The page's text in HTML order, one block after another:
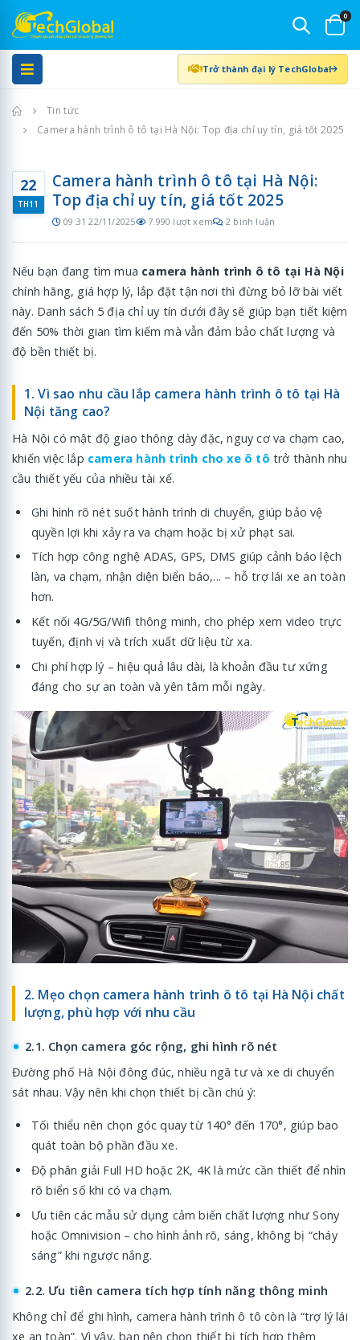
0
Trở thành đại lý TechGlobal
Trang chủ
Tin tức
Camera hành trình ô tô tại Hà Nội: Top địa chỉ uy tín, giá tốt 2025
22
TH11
Camera hành trình ô tô tại Hà Nội:
Top địa chỉ uy tín, giá tốt 2025
09:31 22/11/2025 7.990 lượt xem 2 bình luận
Nếu bạn đang tìm mua camera hành trình ô tô tại Hà Nội
chính hãng, giá hợp lý, lắp đặt tận nơi thì đừng bỏ lỡ bài viết
này. Danh sách 5 địa chỉ uy tín dưới đây sẽ giúp bạn tiết kiệm
đến 50% thời gian tìm kiếm mà vẫn đảm bảo chất lượng và
độ bền thiết bị.
1. Vì sao nhu cầu lắp camera hành trình ô tô tại Hà
Nội tăng cao?
Hà Nội có mật độ giao thông dày đặc, nguy cơ va chạm cao,
khiến việc lắp camera hành trình cho xe ô tô trở thành nhu
cầu thiết yếu của nhiều tài xế.
Ghi hình rõ nét suốt hành trình di chuyển, giúp bảo vệ
quyền lợi khi xảy ra va chạm hoặc bị xử phạt sai.
Tích hợp công nghệ ADAS, GPS, DMS giúp cảnh báo lệch
làn, va chạm, nhận diện biển báo,... – hỗ trợ lái xe an toàn
hơn.
Kết nối 4G/5G/Wifi thông minh, cho phép xem video trực
tuyến, định vị và trích xuất dữ liệu từ xa.
Chi phí hợp lý – hiệu quả lâu dài, là khoản đầu tư xứng
đáng cho sự an toàn và yên tâm mỗi ngày.
2. Mẹo chọn camera hành trình ô tô tại Hà Nội chất
lượng, phù hợp với nhu cầu
2.1. Chọn camera góc rộng, ghi hình rõ nét
Đường phố Hà Nội đông đúc, nhiều ngã tư và xe di chuyển
sát nhau. Vậy nên khi chọn thiết bị cần chú ý:
Tối thiểu nên chọn góc quay từ 140° đến 170°, giúp bao
quát toàn bộ phần đầu xe.
Độ phân giải Full HD hoặc 2K, 4K là mức cần thiết để nhìn
rõ biển số khi có va chạm.
Ưu tiên các mẫu sử dụng cảm biến chất lượng như Sony
hoặc Omnivision – cho hình ảnh rõ, sáng, không bị “cháy
sáng” khi ngược nắng.
2.2. Ưu tiên camera tích hợp tính năng thông minh
Không chỉ để ghi hình, camera hành trình ô tô còn là “trợ lý lái
xe an toàn”. Vì vậy, bạn nên chọn thiết bị tích hợp thêm